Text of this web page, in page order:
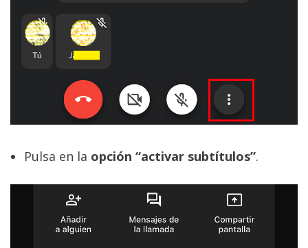
reservados
Pulsa en la opción “activar subtítulos”.